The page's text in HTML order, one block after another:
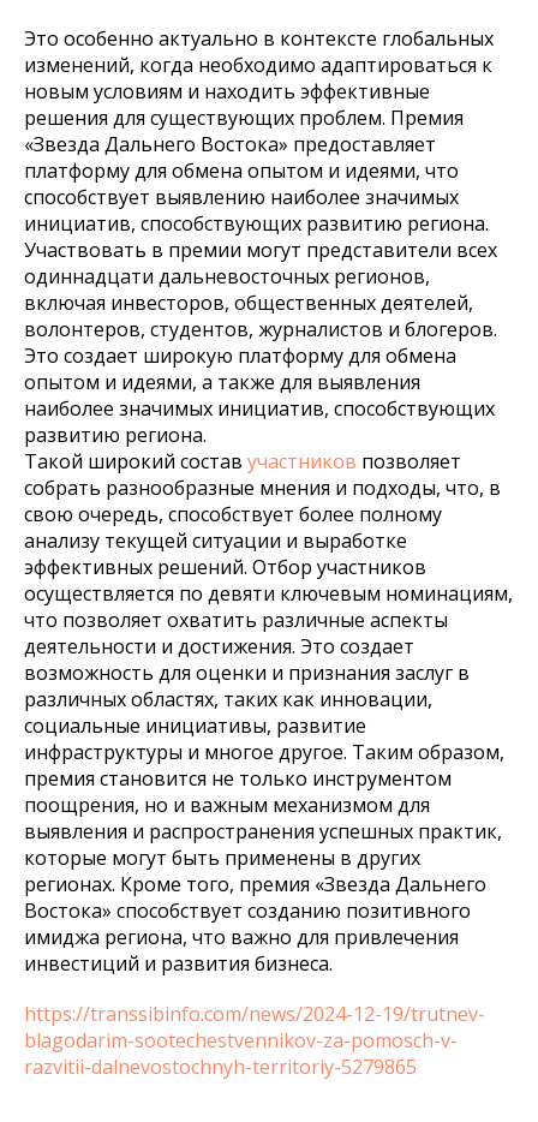
Это особенно актуально в контексте глобальных
изменений, когда необходимо адаптироваться к
новым условиям и находить эффективные
решения для существующих проблем. Премия
«Звезда Дальнего Востока» предоставляет
платформу для обмена опытом и идеями, что
способствует выявлению наиболее значимых
инициатив, способствующих развитию региона.
Участвовать в премии могут представители всех
одиннадцати дальневосточных регионов,
включая инвесторов, общественных деятелей,
волонтеров, студентов, журналистов и блогеров.
Это создает широкую платформу для обмена
опытом и идеями, а также для выявления
наиболее значимых инициатив, способствующих
развитию региона.
Такой широкий состав участников позволяет
собрать разнообразные мнения и подходы, что, в
свою очередь, способствует более полному
анализу текущей ситуации и выработке
эффективных решений. Отбор участников
осуществляется по девяти ключевым номинациям,
что позволяет охватить различные аспекты
деятельности и достижения. Это создает
возможность для оценки и признания заслуг в
различных областях, таких как инновации,
социальные инициативы, развитие
инфраструктуры и многое другое. Таким образом,
премия становится не только инструментом
поощрения, но и важным механизмом для
выявления и распространения успешных практик,
которые могут быть применены в других
регионах. Кроме того, премия «Звезда Дальнего
Востока» способствует созданию позитивного
имиджа региона, что важно для привлечения
инвестиций и развития бизнеса.
https://transsibinfo.com/news/2024-12-19/trutnev-
blagodarim-sootechestvennikov-za-pomosch-v-
razvitii-dalnevostochnyh-territoriy-5279865